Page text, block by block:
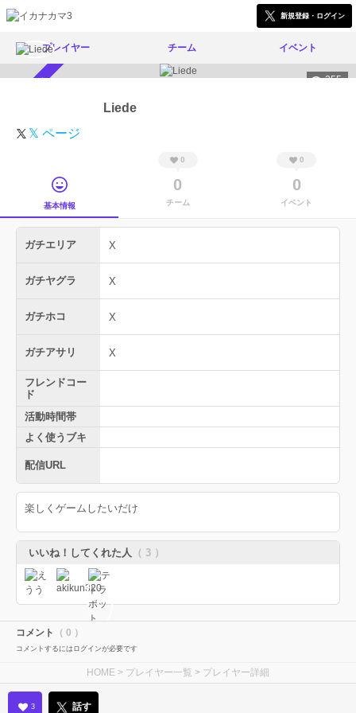
新規登録・ログイン
プレイヤー チーム イベント
355
Liede
𝕏 ページ
基本情報
0
0
チーム
0
0
イベント
ガチエリア X
ガチヤグラ X
ガチホコ X
ガチアサリ X
フレンドコー
ド
活動時間帯
よく使うブキ
配信URL
楽しくゲームしたいだけ
いいね！してくれた人 （ 3 ）
コメント （ 0 ）
コメントするにはログインが必要です
HOME > プレイヤー一覧 > プレイヤー詳細
3 話す